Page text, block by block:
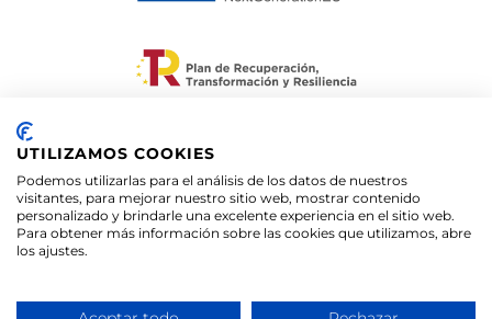
NextGenerationEU. Sin embargo, los puntos de
vista y las opiniones expresadas son únicamente
los del autor o autores y no reflejan
necesariamente los de la Unión Europea o la
Comisión Europea. Ni la Unión Europea ni la
UTILIZAMOS COOKIES
Podemos utilizarlas para el análisis de los datos de nuestros
visitantes, para mejorar nuestro sitio web, mostrar contenido
personalizado y brindarle una excelente experiencia en el sitio web.
Para obtener más información sobre las cookies que utilizamos, abre
los ajustes.